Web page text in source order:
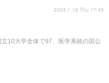
10大学全体で97、医学系統の国公
2024.1.18 Thu 17:45